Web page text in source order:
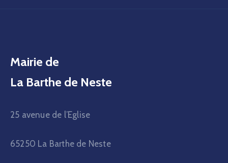
Mairie de
La Barthe de Neste
25 avenue de l’Eglise
65250 La Barthe de Neste